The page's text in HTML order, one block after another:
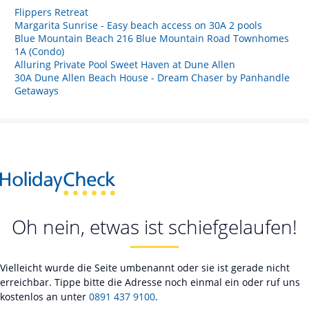
Flippers Retreat
Margarita Sunrise - Easy beach access on 30A 2 pools
Blue Mountain Beach 216 Blue Mountain Road Townhomes
1A (Condo)
Alluring Private Pool Sweet Haven at Dune Allen
30A Dune Allen Beach House - Dream Chaser by Panhandle
Getaways
Oh nein, etwas ist schiefgelaufen!
Vielleicht wurde die Seite umbenannt oder sie ist gerade nicht
erreichbar. Tippe bitte die Adresse noch einmal ein oder ruf uns
kostenlos an unter 0891 437 9100.